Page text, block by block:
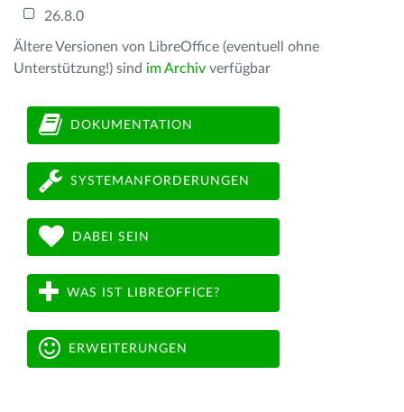
26.8.0
Ältere Versionen von LibreOffice (eventuell ohne
Unterstützung!) sind im Archiv verfügbar
DOKUMENTATION
SYSTEMANFORDERUNGEN
DABEI SEIN
WAS IST LIBREOFFICE?
ERWEITERUNGEN